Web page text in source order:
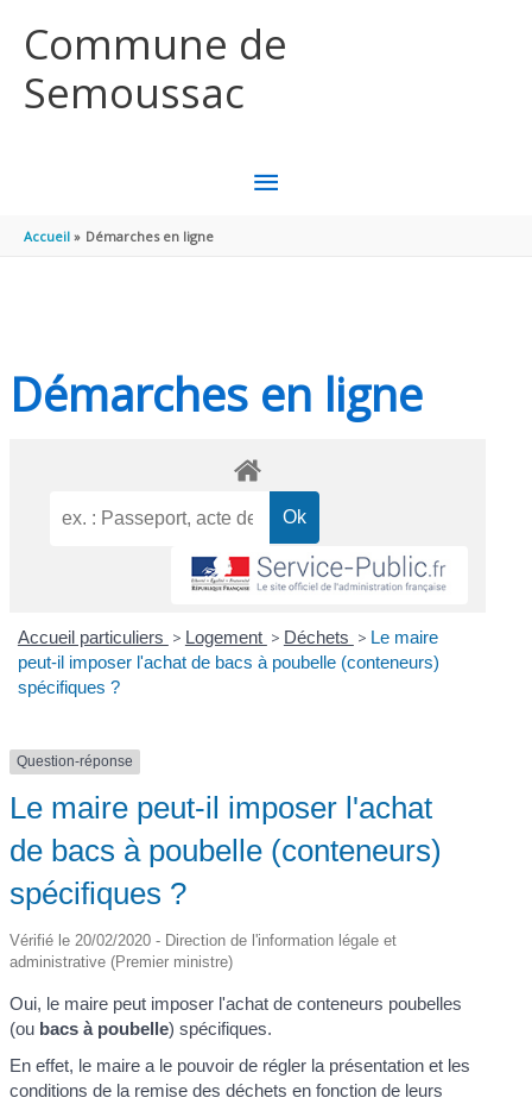
Commune de
Semoussac
MENU
Accueil Démarches en ligne
Démarches en ligne
Accueil particuliers > Logement > Déchets > Le maire
peut-il imposer l'achat de bacs à poubelle (conteneurs)
spécifiques ?
Question-réponse
Le maire peut-il imposer l'achat
de bacs à poubelle (conteneurs)
spécifiques ?
Vérifié le 20/02/2020 - Direction de l'information légale et
administrative (Premier ministre)
Oui, le maire peut imposer l'achat de conteneurs poubelles
(ou bacs à poubelle) spécifiques.
En effet, le maire a le pouvoir de régler la présentation et les
conditions de la remise des déchets en fonction de leurs